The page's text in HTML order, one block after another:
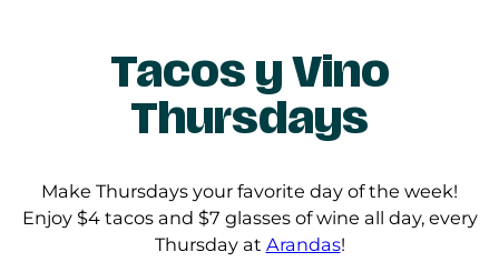
Tacos y Vino
Thursdays
Make Thursdays your favorite day of the week!
Enjoy $4 tacos and $7 glasses of wine all day, every
Thursday at Arandas!